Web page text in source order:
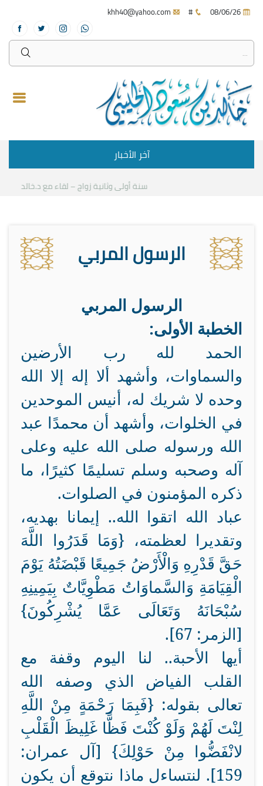
#
آخر الأخبار
سنة أولى وثانية زواج – لقاء مع د.خالد الحليبي
الرسول المربي
الرسول المربي
الخطبة الأولى:
الحمد لله رب الأرضين
والسماوات، وأشهد ألا إله إلا الله
وحده لا شريك له، أنيس الموحدين
في الخلوات، وأشهد أن محمدًا عبد
الله ورسوله صلى الله عليه وعلى
آله وصحبه وسلم تسليمًا كثيرًا، ما
ذكره المؤمنون في الصلوات.
عباد الله اتقوا الله.. إيمانا بهديه،
وتقديرا لعظمته، {وَمَا قَدَرُوا اللَّهَ
حَقَّ قَدْرِهِ وَالْأَرْضُ جَمِيعًا قَبْضَتُهُ يَوْمَ
الْقِيَامَةِ وَالسَّماوَاتُ مَطْوِيَّاتٌ بِيَمِينِهِ
سُبْحَانَهُ وَتَعَالَى عَمَّا يُشْرِكُونَ}
[الزمر: 67].
أيها الأحبة.. لنا اليوم وقفة مع
القلب الفياض الذي وصفه الله
تعالى بقوله: {فَبِمَا رَحْمَةٍ مِنْ اللَّهِ
لِنْتَ لَهُمْ وَلَوْ كُنْتَ فَظًّا غَلِيظَ الْقَلْبِ
لانْفَضُّوا مِنْ حَوْلِكَ} [آل عمران:
159]. لنتساءل ماذا نتوقع أن يكون